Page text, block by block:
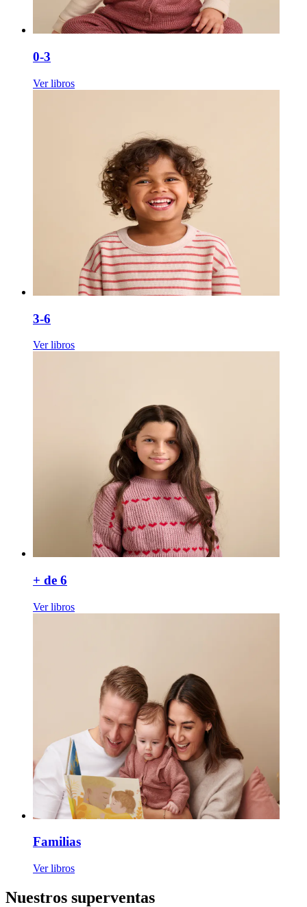
0-3
Ver libros
3-6
Ver libros
+ de 6
Ver libros
Familias
Ver libros
Nuestros superventas